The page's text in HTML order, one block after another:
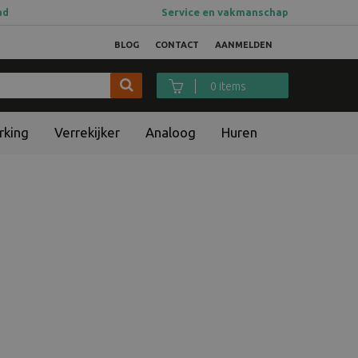
Service en vakmanschap
AANMELDEN
BLOG CONTACT
0 items
Verrekijker Analoog Huren